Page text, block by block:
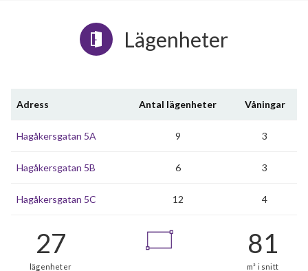
Lägenheter
Adress Antal lägenheter Våningar
Hagåkersgatan 5A 9 3
Hagåkersgatan 5B 6 3
Hagåkersgatan 5C 12 4